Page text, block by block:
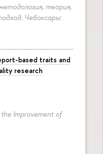
теория,
Чебоксары:
based traits and
research
the Improvement of